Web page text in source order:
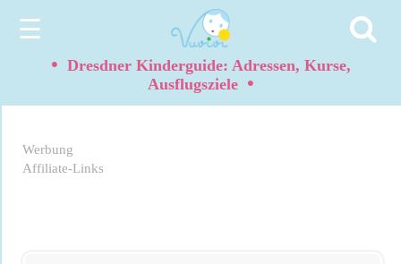
☰
• Dresdner Kinderguide: Adressen, Kurse,
Ausflugsziele •
Werbung
Affiliate-Links